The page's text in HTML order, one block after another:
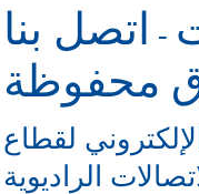
-
اتصل بنا
محفوظة
لقطاع
الراديوية